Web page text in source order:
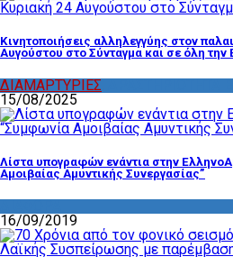
Κινητοποιήσεις αλληλεγγύης στον
Αυγούστου στο Σύνταγμα και σε όλη την
ΔΙΑΜΑΡΤΥΡΙΕΣ
15/08/2025
Λίστα υπογραφών ενάντια στην
Αμοιβαίας Αμυντικής Συνεργασίας”
16/09/2019